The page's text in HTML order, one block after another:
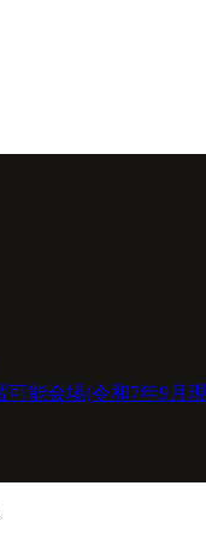
能会場(令和7年9月